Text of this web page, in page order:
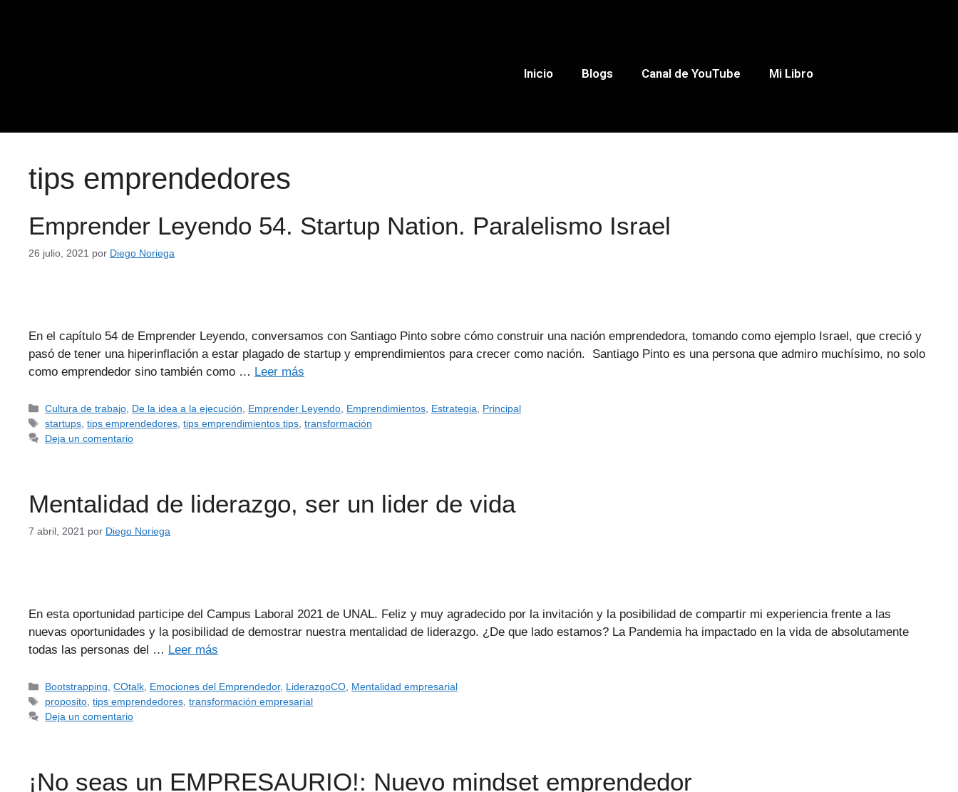
Inicio Blogs Canal de YouTube Mi Libro
tips emprendedores
Emprender Leyendo 54. Startup Nation. Paralelismo Israel
26 julio, 2021 por Diego Noriega
En el capítulo 54 de Emprender Leyendo, conversamos con Santiago Pinto sobre cómo construir una nación emprendedora, tomando como ejemplo Israel, que creció y
pasó de tener una hiperinflación a estar plagado de startup y emprendimientos para crecer como nación. Santiago Pinto es una persona que admiro muchísimo, no solo
como emprendedor sino también como … Leer más
Cultura de trabajo De la idea a la ejecución Emprender Leyendo Emprendimientos Estrategia
Principal
startups ,tips emprendedores ,tips emprendimientos tips ,transformación
Deja un comentario
Mentalidad de liderazgo, ser un lider de vida
7 abril, 2021 por Diego Noriega
En esta oportunidad participe del Campus Laboral 2021 de UNAL. Feliz y muy agradecido por la invitación y la posibilidad de compartir mi experiencia frente a las
nuevas oportunidades y la posibilidad de demostrar nuestra mentalidad de liderazgo. ¿De que lado estamos? La Pandemia ha impactado en la vida de absolutamente
todas las personas del … Leer más
Bootstrapping,COtalk, Emociones del Emprendedor, LiderazgoCO, Mentalidad empresarial
proposito,tips emprendedores,transformación empresarial
Deja un comentario
¡No seas un EMPRESAURIO!: Nuevo mindset emprendedor